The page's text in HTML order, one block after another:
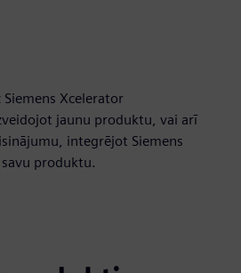
Siemens Xcelerator
jaunu produktu, vai arī
integrējot Siemens
produktu.